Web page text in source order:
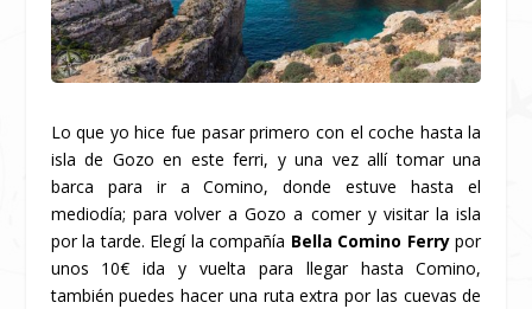
Lo que yo hice fue pasar primero con el coche hasta la
isla de Gozo en este ferri, y una vez allí tomar una
barca para ir a Comino, donde estuve hasta el
mediodía; para volver a Gozo a comer y visitar la isla
por la tarde. Elegí la compañía Bella Comino Ferrypor
unos 10€ ida y vuelta para llegar hasta Comino,
también puedes hacer una ruta extra por las cuevas de